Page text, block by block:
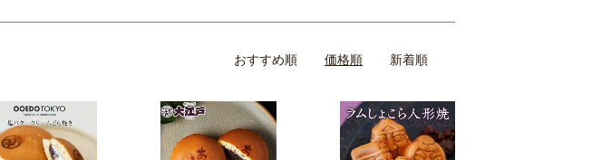
おすすめ順 価格順 新着順